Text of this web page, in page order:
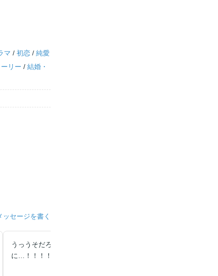
マ /初恋 /純愛
リー /結婚・
ッセージを書く
うっうそだろ、、ここで完結っっ？！？！？！まだ続きを読みたい
に…！！！！！！！！！ぜひ続編のご検討お願いします！！！！！